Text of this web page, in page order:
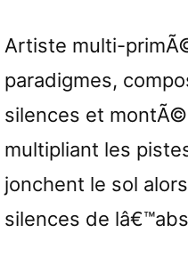
Artiste multi-
paradigmes,
silences et
multipliant les
jonchent le sol
silences de